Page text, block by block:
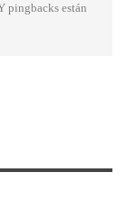
pingbacks están